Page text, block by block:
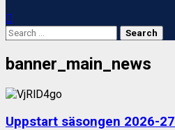
Search
for:
banner_main_news
Uppstart säsongen 2026-27